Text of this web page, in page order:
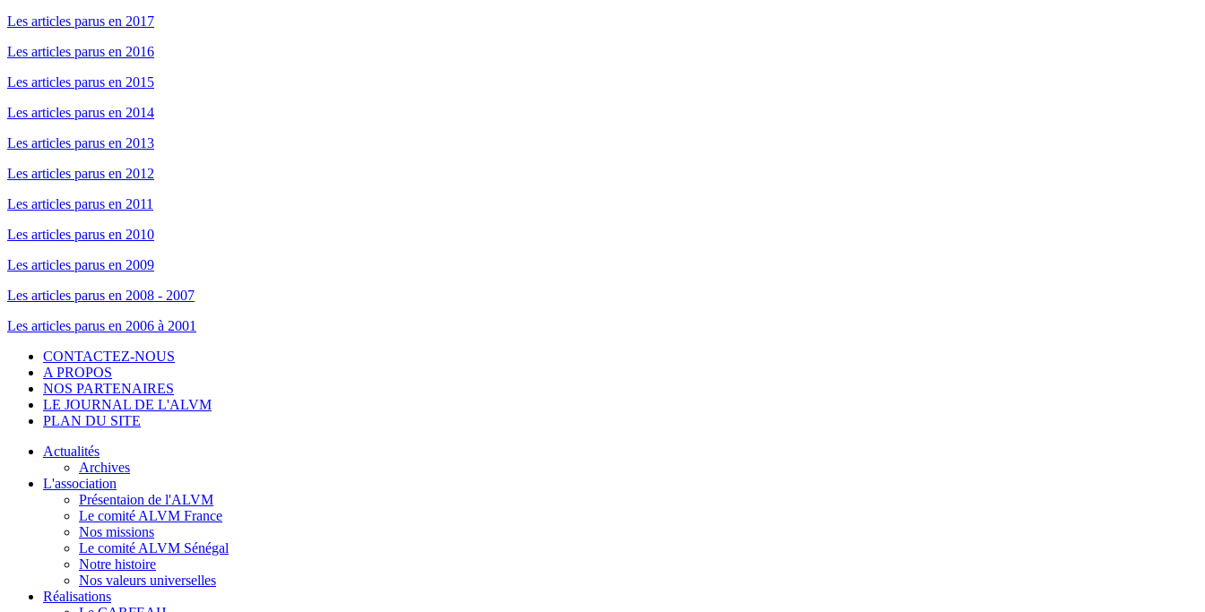
Les articles parus en 2017
Les articles parus en 2016
Les articles parus en 2015
Les articles parus en 2014
Les articles parus en 2013
Les articles parus en 2012
Les articles parus en 2011
Les articles parus en 2010
Les articles parus en 2009
Les articles parus en 2008 - 2007
Les articles parus en 2006 à 2001
CONTACTEZ-NOUS
A PROPOS
NOS PARTENAIRES
LE JOURNAL DE L'ALVM
PLAN DU SITE
Actualités
Archives
L'association
Présentaion de l'ALVM
Le comité ALVM France
Nos missions
Le comité ALVM Sénégal
Notre histoire
Nos valeurs universelles
Réalisations